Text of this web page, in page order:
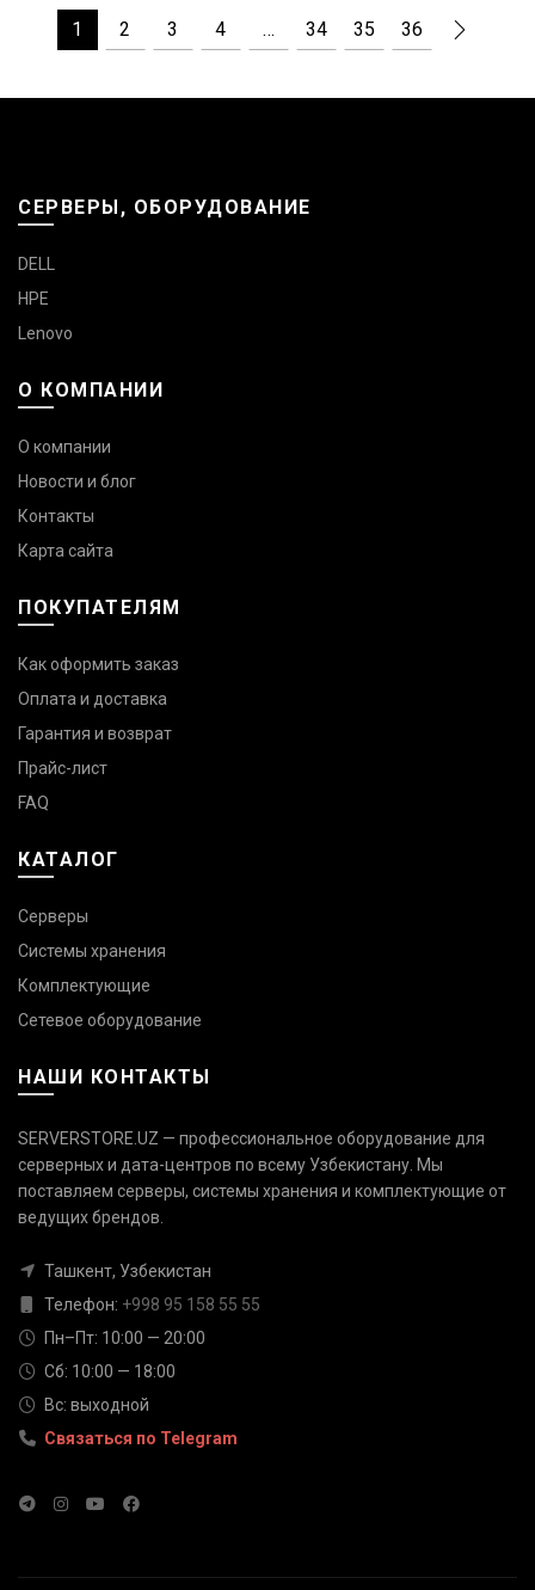
1 2 3 4 … 34 35 36
СЕРВЕРЫ, ОБОРУДОВАНИЕ
DELL
HPE
Lenovo
О КОМПАНИИ
О компании
Новости и блог
Контакты
Карта сайта
ПОКУПАТЕЛЯМ
Как оформить заказ
Оплата и доставка
Гарантия и возврат
Прайс-лист
FAQ
КАТАЛОГ
Серверы
Системы хранения
Комплектующие
Сетевое оборудование
НАШИ КОНТАКТЫ
SERVERSTORE.UZ — профессиональное оборудование для
серверных и дата-центров по всему Узбекистану. Мы
поставляем серверы, системы хранения и комплектующие от
ведущих брендов.
Ташкент, Узбекистан
Телефон: +998 95 158 55 55
Пн–Пт: 10:00 — 20:00
Сб: 10:00 — 18:00
Вс: выходной
Связаться по Telegram
Связаться с нами
Телефон
info@serverstore.uz